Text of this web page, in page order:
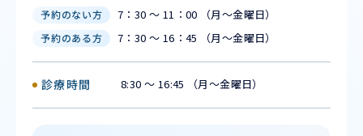
予約のない方 7：30 ～ 11：00 （月〜金曜日）
予約のある方 7：30 ～ 16：45 （月〜金曜日）
診療時間 8:30 ～ 16:45 （月〜金曜日）